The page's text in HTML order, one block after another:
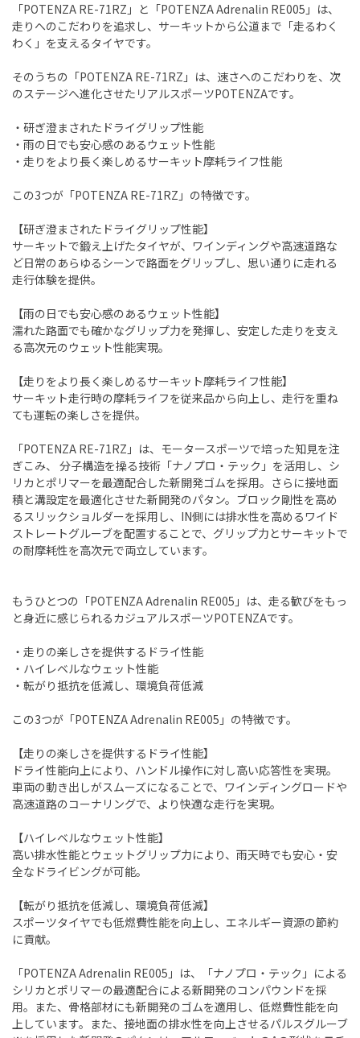
「POTENZA RE-71RZ」と「POTENZA Adrenalin RE005」は、
走りへのこだわりを追求し、サーキットから公道まで「走るわく
わく」を支えるタイヤです。
そのうちの「POTENZA RE-71RZ」は、速さへのこだわりを、次
のステージへ進化させたリアルスポーツPOTENZAです。
・研ぎ澄まされたドライグリップ性能
・雨の日でも安心感のあるウェット性能
・走りをより長く楽しめるサーキット摩耗ライフ性能
この3つが「POTENZA RE-71RZ」の特徴です。
【研ぎ澄まされたドライグリップ性能】
サーキットで鍛え上げたタイヤが、ワインディングや高速道路な
ど日常のあらゆるシーンで路面をグリップし、思い通りに走れる
走行体験を提供。
【雨の日でも安心感のあるウェット性能】
濡れた路面でも確かなグリップ力を発揮し、安定した走りを支え
る高次元のウェット性能実現。
【走りをより長く楽しめるサーキット摩耗ライフ性能】
サーキット走行時の摩耗ライフを従来品から向上し、走行を重ね
ても運転の楽しさを提供。
「POTENZA RE-71RZ」は、モータースポーツで培った知見を注
ぎこみ、 分子構造を操る技術「ナノプロ・テック」を活用し、シ
リカとポリマーを最適配合した新開発ゴムを採用。さらに接地面
積と溝設定を最適化させた新開発のパタン。ブロック剛性を高め
るスリックショルダーを採用し、IN側には排水性を高めるワイド
ストレートグルーブを配置することで、グリップ力とサーキットで
の耐摩耗性を高次元で両立しています。
もうひとつの「POTENZA Adrenalin RE005」は、走る歓びをもっ
と身近に感じられるカジュアルスポーツPOTENZAです。
・走りの楽しさを提供するドライ性能
・ハイレベルなウェット性能
・転がり抵抗を低減し、環境負荷低減
この3つが「POTENZA Adrenalin RE005」の特徴です。
【走りの楽しさを提供するドライ性能】
ドライ性能向上により、ハンドル操作に対し高い応答性を実現。
車両の動き出しがスムーズになることで、ワインディングロードや
高速道路のコーナリングで、より快適な走行を実現。
【ハイレベルなウェット性能】
高い排水性能とウェットグリップ力により、雨天時でも安心・安
全なドライビングが可能。
【転がり抵抗を低減し、環境負荷低減】
スポーツタイヤでも低燃費性能を向上し、エネルギー資源の節約
に貢献。
「POTENZA Adrenalin RE005」は、「ナノプロ・テック」による
シリカとポリマーの最適配合による新開発のコンパウンドを採
用。また、骨格部材にも新開発のゴムを適用し、低燃費性能を向
上しています。また、接地面の排水性を向上させるパルスグルーブ